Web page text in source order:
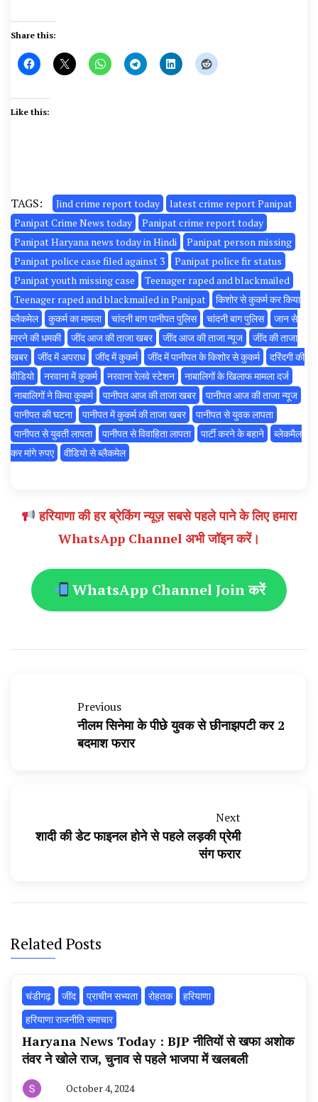
Share this:
Like this:
TAGS: Jind crime report today
latest crime report Panipat
Panipat Crime News today
Panipat crime report today
Panipat Haryana news today in Hindi
Panipat person missing
Panipat police case filed against 3
Panipat police fir status
Panipat youth missing case
Teenager raped and blackmailed
Teenager raped and blackmailed in Panipat
किशोर से कुकर्म कर किया
ब्लैकमेल
कुकर्म का मामला चांदनी बाग पानीपत पुलिस चांदनी बाग पुलिस
जान से
मारने की धमकी
जींद आज की ताजा खबर जींद आज की ताजा न्यूज
जींद की ताजा
खबर
जींद में अपराध जींद में कुकर्म जींद में पानीपत के किशोर से कुकर्म
दरिंदगी की
वीडियो
नरवाना में कुकर्म नरवाना रेलवे स्टेशन
नाबालिगों के खिलाफ मामला दर्ज
नाबालिगों ने किया कुकर्म
पानीपत आज की ताजा खबर
पानीपत आज की ताजा न्यूज
पानीपत की घटना
पानीपत में कुकर्म की ताजा खबर
पानीपत से युवक लापता
पानीपत से युवती लापता
पानीपत से विवाहिता लापता पार्टी करने के बहाने
ब्लेकमैल
कर मांगे रुपए
वीडियो से ब्लैकमेल
हरियाणा की हर ब्रेकिंग न्यूज़ सबसे पहले पाने के लिए हमारा
WhatsApp Channel अभी जॉइन करें।
WhatsApp Channel Join करें
Previous
नीलम सिनेमा के पीछे‌ युवक से छीनाझपटी कर 2
बदमाश फरार
Next
शादी की डेट फाइनल होने से पहले लड़की प्रेमी
संग फरार
Related Posts
चंडीगढ़ ‌जींद प्राचीन सभ्यता रोहतक
हरियाणा
हरियाणा राजनीति समाचार
Haryana News Today : BJP नीतियों से खफा अशोक
तंवर ने खोले राज, चुनाव से पहले भाजपा में खलबली
October 4, 2024